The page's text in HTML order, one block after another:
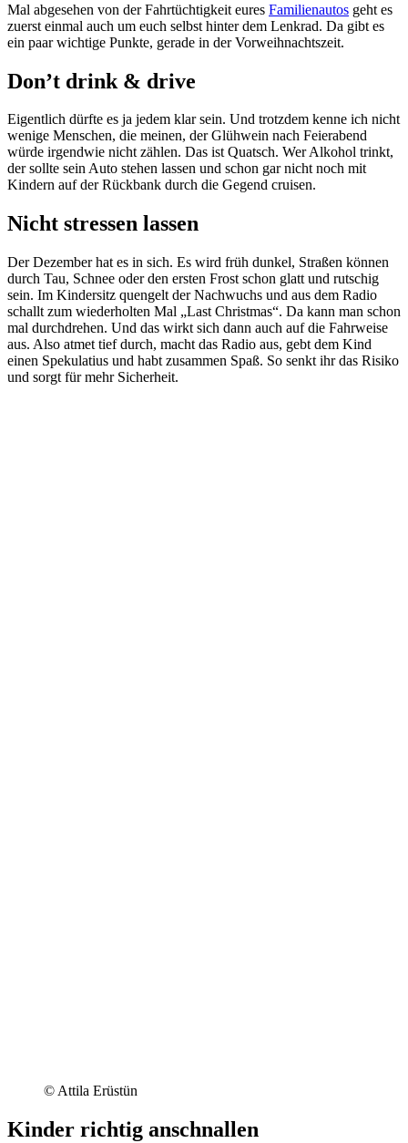
Mal abgesehen von der Fahrtüchtigkeit eures Familienautos geht es
zuerst einmal auch um euch selbst hinter dem Lenkrad. Da gibt es
ein paar wichtige Punkte, gerade in der Vorweihnachtszeit.
Don’t drink & drive
Eigentlich dürfte es ja jedem klar sein. Und trotzdem kenne ich nicht
wenige Menschen, die meinen, der Glühwein nach Feierabend
würde irgendwie nicht zählen. Das ist Quatsch. Wer Alkohol trinkt,
der sollte sein Auto stehen lassen und schon gar nicht noch mit
Kindern auf der Rückbank durch die Gegend cruisen.
Nicht stressen lassen
Der Dezember hat es in sich. Es wird früh dunkel, Straßen können
durch Tau, Schnee oder den ersten Frost schon glatt und rutschig
sein. Im Kindersitz quengelt der Nachwuchs und aus dem Radio
schallt zum wiederholten Mal „Last Christmas“. Da kann man schon
mal durchdrehen. Und das wirkt sich dann auch auf die Fahrweise
aus. Also atmet tief durch, macht das Radio aus, gebt dem Kind
einen Spekulatius und habt zusammen Spaß. So senkt ihr das Risiko
und sorgt für mehr Sicherheit.
© Attila Erüstün
Kinder richtig anschnallen